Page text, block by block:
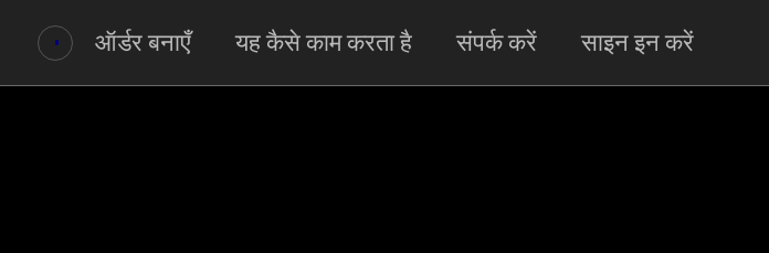
ऑर्डर बनाएँ यह कैसे काम करता है संपर्क करें साइन इन करें